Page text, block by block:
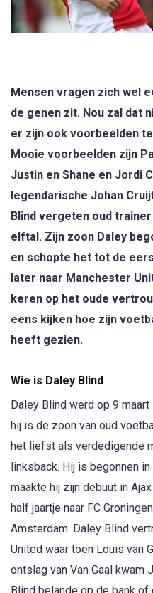
Mensen vragen zich wel
de genen zit. Nou zal dat
er zijn ook voorbeelden
Mooie voorbeelden zijn
Justin en Shane en Jordi
legendarische Johan
Blind vergeten oud
elftal. Zijn zoon Daley
en schopte het tot de
later naar Manchester
keren op het oude
eens kijken hoe zijn
heeft gezien.
Wie is Daley Blind
Daley Blind werd op 9
hij is de zoon van oud
het liefst als verdedigende
linksback. Hij is begonnen
maakte hij zijn debuut in
half jaartje naar FC
Amsterdam. Daley Blind
United waar toen Louis van
ontslag van Van Gaal kwam